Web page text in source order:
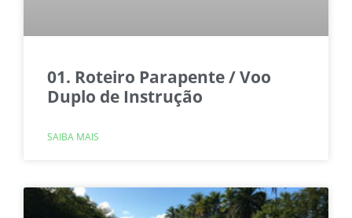
01. Roteiro Parapente / Voo
Duplo de Instrução
SAIBA MAIS